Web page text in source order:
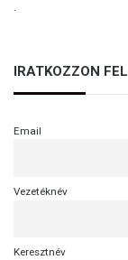
IRATKOZZON
Email
Vezetéknév
Keresztnév